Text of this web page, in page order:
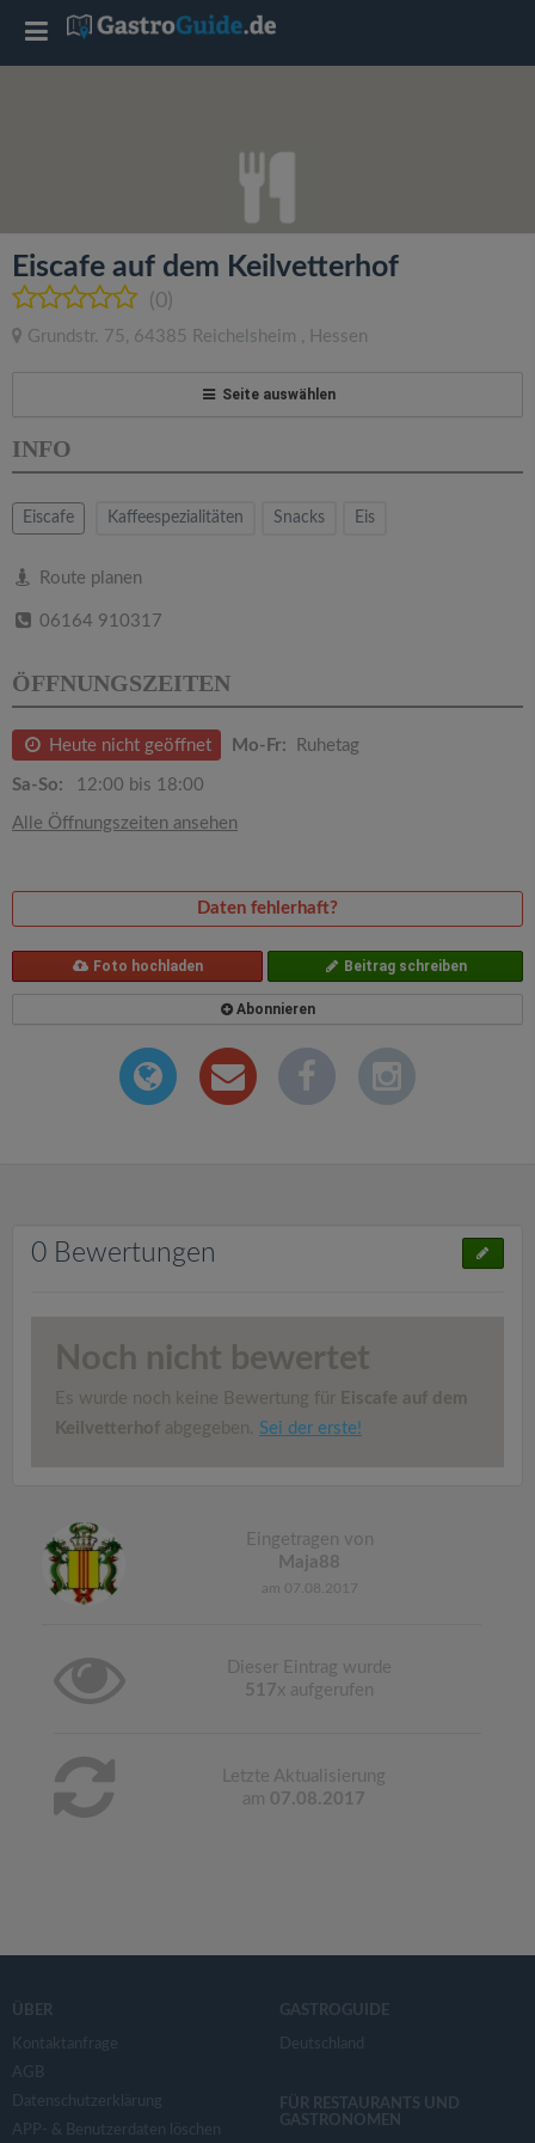
Eiscafe auf dem Keilvetterhof
(0)
Grundstr. 75 , 64385 Reichelsheim , Hessen
Seite auswählen
INFO
Eiscafe Kaffeespezialitäten Snacks Eis
Route planen
06164 910317
ÖFFNUNGSZEITEN
Heute nicht geöffnet Mo-Fr: Ruhetag
Sa-So: 12:00 bis 18:00
Alle Öffnungszeiten ansehen
Daten fehlerhaft?
Foto hochladen Beitrag schreiben
Abonnieren
0 Bewertungen
Noch nicht bewertet
Es wurde noch keine Bewertung für Eiscafe auf dem
Keilvetterhof abgegeben. Sei der erste!
Eingetragen von
Maja88
am 07.08.2017
Dieser Eintrag wurde
517x aufgerufen
Letzte Aktualisierung
am 07.08.2017
ÜBER
Kontaktanfrage
AGB
Datenschutzerklärung
APP- & Benutzerdaten löschen
GASTROGUIDE
Deutschland
FÜR RESTAURANTS UND
GASTRONOMEN
T
l
e
a
v
a
t
n